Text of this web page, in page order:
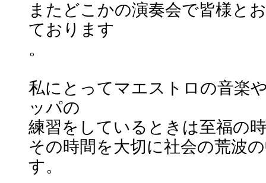
またどこかの演奏会で皆様と
ております
。
私にとってマエストロの音楽
ッパの
練習をしているときは至福の
その時間を大切に社会の荒波
す。